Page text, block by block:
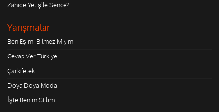
Zahide Yetiş'le Sence?
Yarışmalar
Ben Eşimi Bilmez Miyim
Cevap Ver Türkiye
Çarkıfelek
Doya Doya Moda
İşte Benim Stilim